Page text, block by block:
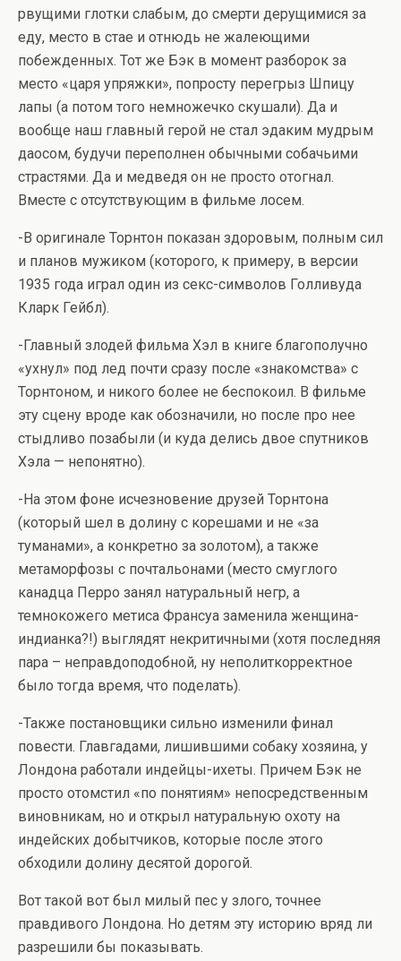
рвущими глотки слабым, до смерти дерущимися за
еду, место в стае и отнюдь не жалеющими
побежденных. Тот же Бэк в момент разборок за
место «царя упряжки», попросту перегрыз Шпицу
лапы (а потом того немножечко скушали). Да и
вообще наш главный герой не стал эдаким мудрым
даосом, будучи переполнен обычными собачьими
страстями. Да и медведя он не просто отогнал.
Вместе с отсутствующим в фильме лосем.
-В оригинале Торнтон показан здоровым, полным сил
и планов мужиком (которого, к примеру, в версии
1935 года играл один из секс-символов Голливуда
Кларк Гейбл).
-Главный злодей фильма Хэл в книге благополучно
«ухнул» под лед почти сразу после «знакомства» с
Торнтоном, и никого более не беспокоил. В фильме
эту сцену вроде как обозначили, но после про нее
стыдливо позабыли (и куда делись двое спутников
Хэла — непонятно).
-На этом фоне исчезновение друзей Торнтона
(который шел в долину с корешами и не «за
туманами», а конкретно за золотом), а также
метаморфозы с почтальонами (место смуглого
канадца Перро занял натуральный негр, а
темнокожего метиса Франсуа заменила женщина-
индианка?!) выглядят некритичными (хотя последняя
пара – неправдоподобной, ну неполиткорректное
было тогда время, что поделать).
-Также постановщики сильно изменили финал
повести. Главгадами, лишившими собаку хозяина, у
Лондона работали индейцы-ихеты. Причем Бэк не
просто отомстил «по понятиям» непосредственным
виновникам, но и открыл натуральную охоту на
индейских добытчиков, которые после этого
обходили долину десятой дорогой.
Вот такой вот был милый пес у злого, точнее
правдивого Лондона. Но детям эту историю вряд ли
разрешили бы показывать.